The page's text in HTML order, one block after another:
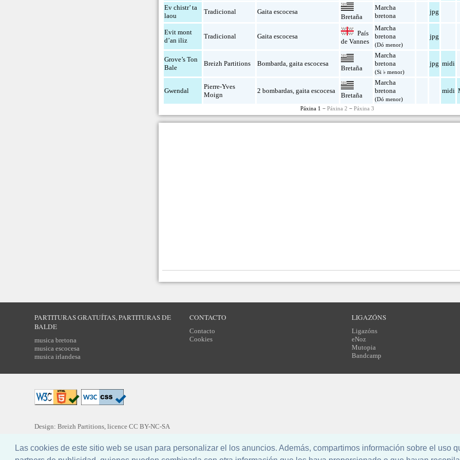
Las cookies de este sitio web se usan para personalizar el los anuncios. Además, compartimos información sobre el uso
Ev chistr’ ta
laou
Tradicional Gaita escocesa
Bretaña
Marcha
bretona
jpg
Evit mont
d’an iliz
Tradicional Gaita escocesa
País
de Vannes
Marcha
bretona
(Dó menor)
jpg
Grove’s Ton
Bale
Breizh Partitions Bombarda ,gaita escocesa
Bretaña
Marcha
bretona
(Si ♭ menor)
jpg midi
Gwendal
Pierre-Yves
Moign
2 bombardas ,gaita escocesa
Bretaña
Marcha
bretona
(Dó menor)
midi
Páxina 1 −Páxina 2 −Páxina 3
PARTITURAS GRATUÍTAS, PARTITURAS DE
BALDE
musica bretona
musica escocesa
musica irlandesa
CONTACTO
Contacto
Cookies
LIGAZÓNS
Ligazóns
eNoz
Mutopia
Bandcamp
Design: Breizh Partitions, licenceCC BY-NC-SA